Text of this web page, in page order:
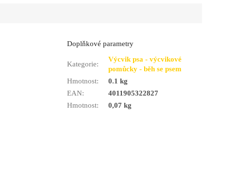
Doplňkové parametry
Kategorie:
Výcvik psa - výcvikové
pomůcky - běh se psem
Hmotnost:
0.1 kg
EAN:
4011905322827
Hmotnost: 0,07 kg